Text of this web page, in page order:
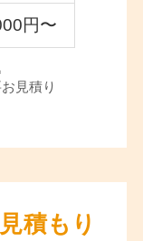
円〜
見積り
積もり